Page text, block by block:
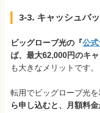
3-3. キャッシュバ
ビッグローブ光の『公式
ば、最大62,000円のキ
も大きなメリットです。
転用でビッグローブ光を
ら申し込むと、月額料